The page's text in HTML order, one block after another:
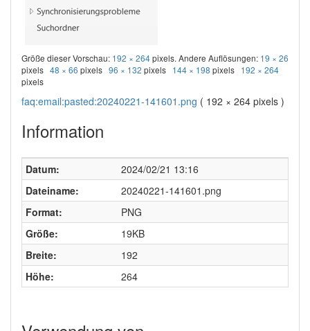
Größe dieser Vorschau: 192 × 264pixels. Andere Auflösungen: 19 × 26
pixels 48 × 66 pixels 96 × 132 pixels 144 × 198 pixels 192 × 264
pixels
faq:email:pasted:20240221-141601.png ( 192 × 264 pixels )
Information
Datum:
2024/02/21 13:16
Dateiname:
20240221-141601.png
Format:
PNG
Größe:
19KB
Breite:
192
Höhe:
264